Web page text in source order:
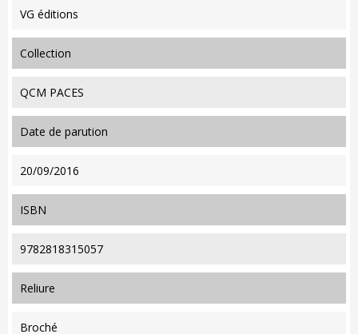
VG éditions
collection
QCM PACES
date de parution
20/09/2016
ISBN
9782818315057
reliure
Broché